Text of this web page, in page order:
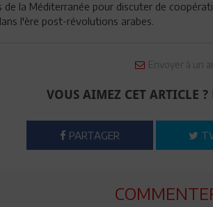
de la Méditerranée pour discuter de
l'ère post-révolutions arabes.
Envoyer à un
VOUS AIMEZ CET ARTICLE ?
PARTAGER